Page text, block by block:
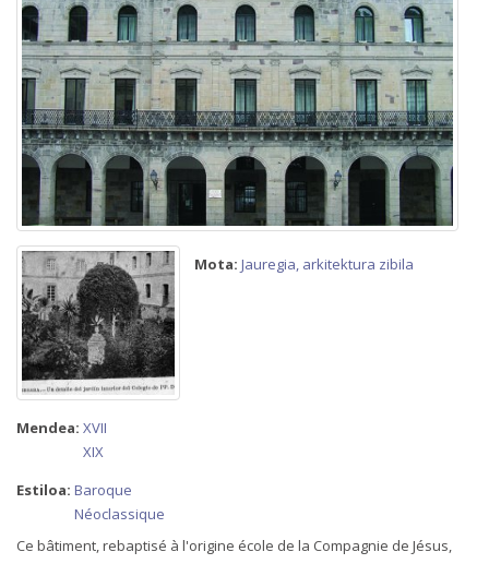
Mota: Jauregia, arkitektura zibila
Mendea: XVII
XIX
Estiloa: Baroque
Néoclassique
Ce bâtiment, rebaptisé à l'origine école de la Compagnie de Jésus,